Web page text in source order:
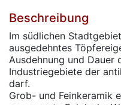
Beschreibung
Im südlichen
ausgedehntes
Ausdehnung und Dauer
Industriegebiete der
darf.
Grob- und Feinkeramik